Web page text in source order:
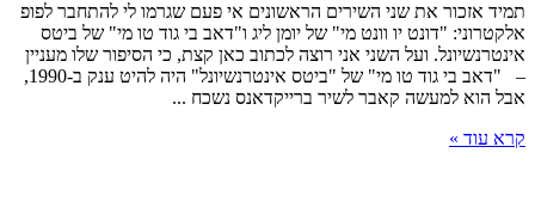
תמיד אזכור את שני השירים הראשונים אי פעם שגרמו לי להתחבר לפופ
אלקטרוני: "דונט יו וונט מי" של יומן ליג ו"דאב בי גוד טו מי" של ביטס
אינטרנשיונל. ועל השני אני רוצה לכתוב כאן קצת, כי הסיפור שלו מעניין
– "דאב בי גוד טו מי" של "ביטס אינטרנשיונל" היה להיט ענק ב-1990,
אבל הוא למעשה קאבר לשיר ברייקדאנס נשכח ...
קרא עוד »